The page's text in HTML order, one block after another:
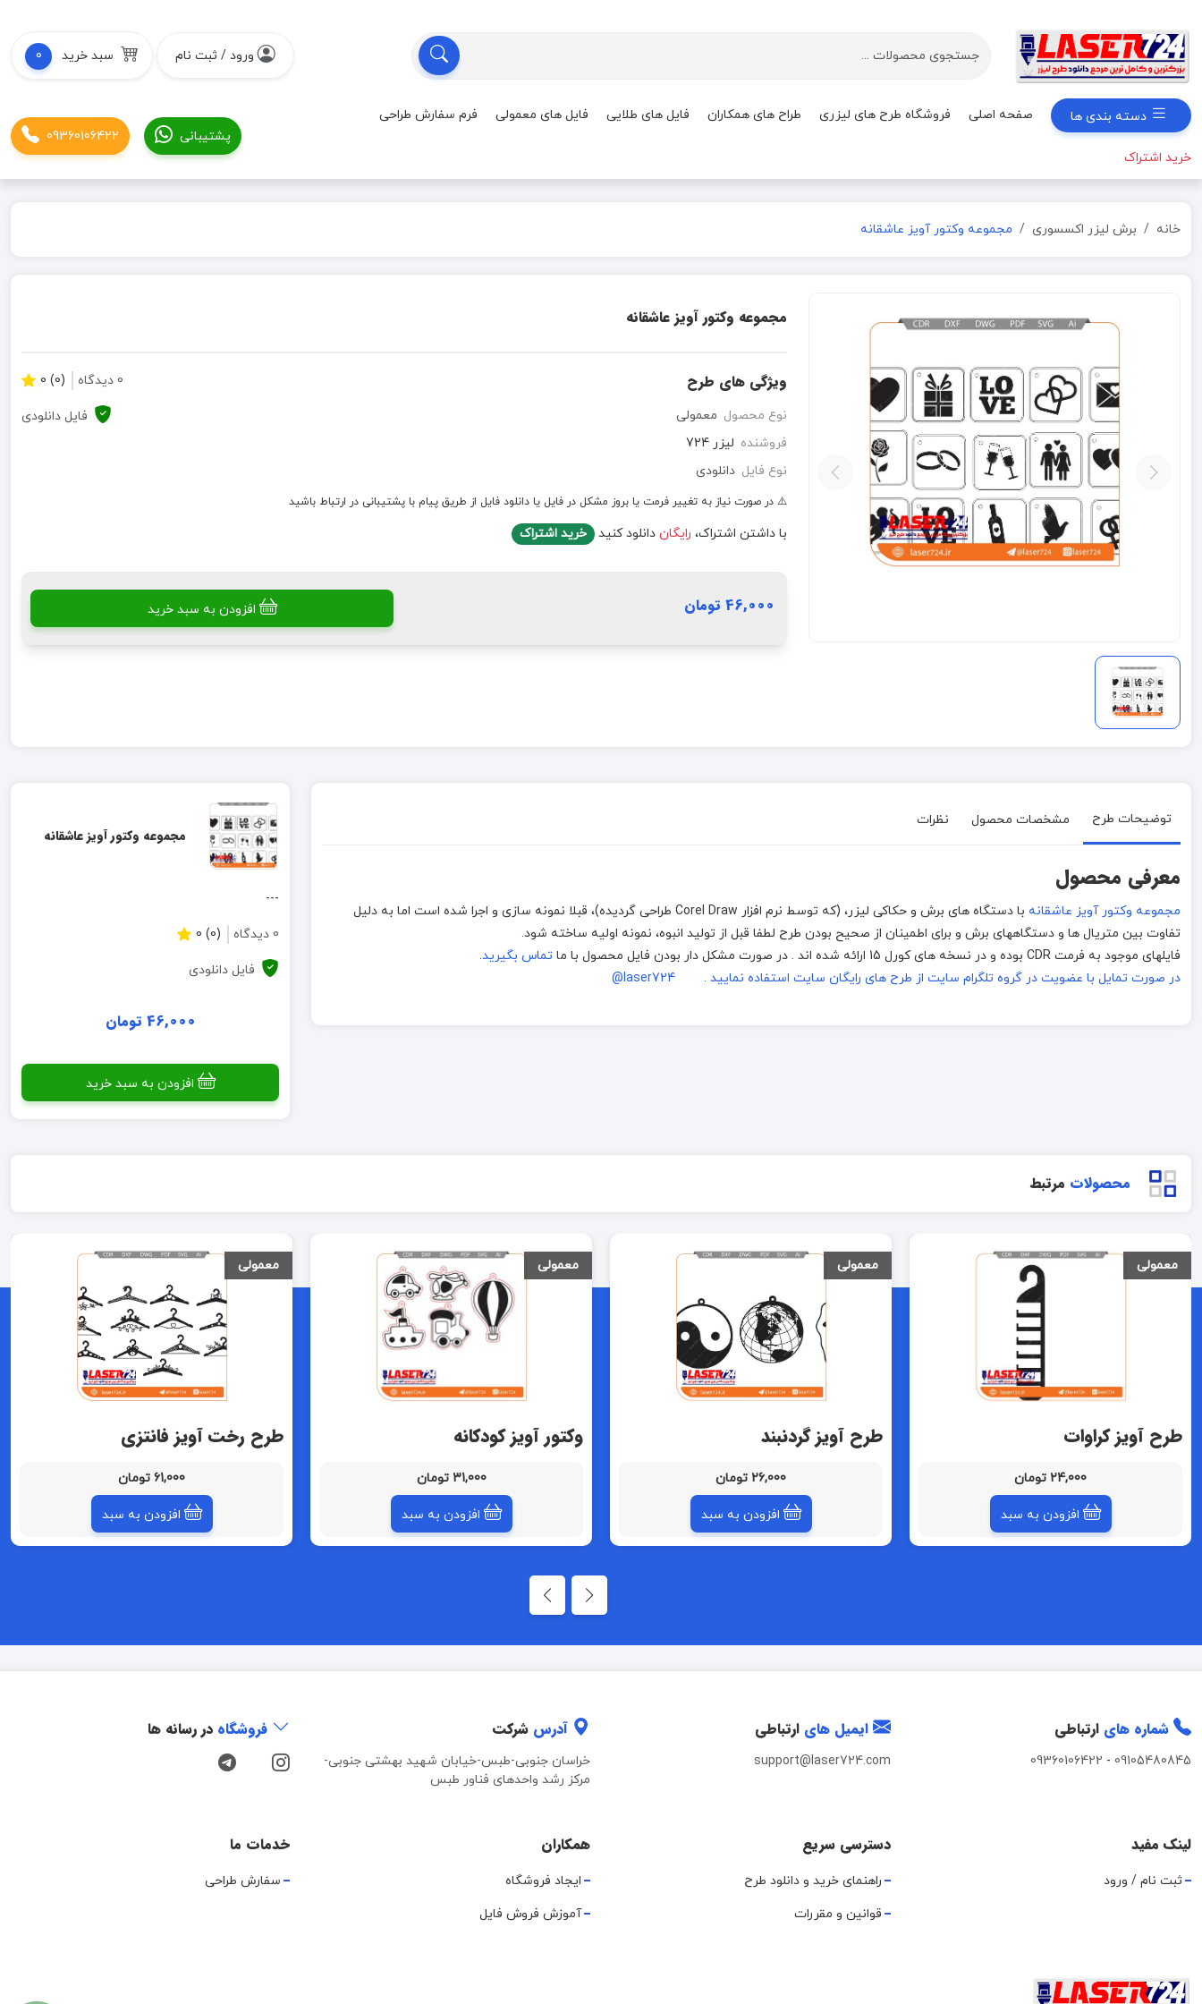
ورود / ثبت نام سبد خرید 0
دسته بندی ها صفحه اصلی فروشگاه طرح های لیزری طراح های همکاران فایل های طلایی فایل های معمولی فرم سفارش طراحی
خرید اشتراک
پشتیبانی 09360106422
خانه برش لیزر اکسسوری مجموعه وکتور آویز عاشقانه
مجموعه وکتور آویز عاشقانه
ویژگی های طرح
نوع محصول معمولی
فروشنده لیزر 724
نوع فایل دانلودی
0 دیدگاه (0) 0
فایل دانلودی
⚠️ در صورت نیاز به تغییر فرمت یا بروز مشکل در فایل یا دانلود فایل از طریق پیام با پشتیبانی در ارتباط باشید
با داشتن اشتراک، رایگان دانلود کنید خرید اشتراک
46,000 تومان افزودن به سبد خرید
توضیحات طرح مشخصات محصول نظرات
معرفی محصول
مجموعه وکتور آویز عاشقانه
با دستگاه های برش و حکاکی لیزر، (که توسط نرم افزار Corel Draw طراحی گردیده)، قبلا نمونه سازی و اجرا شده است اما به دلیل
تفاوت بین متریال ها و دستگاههای برش و برای اطمینان از صحیح بودن طرح لطفا قبل از تولید انبوه، نمونه اولیه ساخته شود.
فایلهای موجود به فرمت CDR بوده و در نسخه های کورل 15 ارائه شده اند . در صورت مشکل دار بودن فایل محصول با ما
تماس بگیرید.
در صورت تمایل با عضویت در گروه تلگرام سایت از طرح های رایگان سایت استفاده نمایید . laser724@
مجموعه وکتور آویز عاشقانه
---
0 دیدگاه (0) 0
فایل دانلودی
46,000 تومان
افزودن به سبد خرید
محصولات مرتبط
معمولی
طرح آویز کراوات
24,000 تومان
افزودن به سبد
معمولی
طرح آویز گردنبند
26,000 تومان
افزودن به سبد
معمولی
وکتور آویز کودکانه
31,000 تومان
افزودن به سبد
معمولی
طرح رخت آویز فانتزی
61,000 تومان
افزودن به سبد
شماره های ارتباطی
09105480845
-
09360106422
ایمیل های ارتباطی
support@laser724.com
آدرس شرکت
خراسان جنوبی-طبس-خیابان شهید بهشتی جنوبی-
مرکز رشد واحدهای فناور طبس
فروشگاه در رسانه ها
لینک مفید
ثبت نام / ورود
دسترسی سریع
راهنمای خرید و دانلود طرح
قوانین و مقررات
همکاران
ایجاد فروشگاه
آموزش فروش فایل
خدمات ما
سفارش طراحی